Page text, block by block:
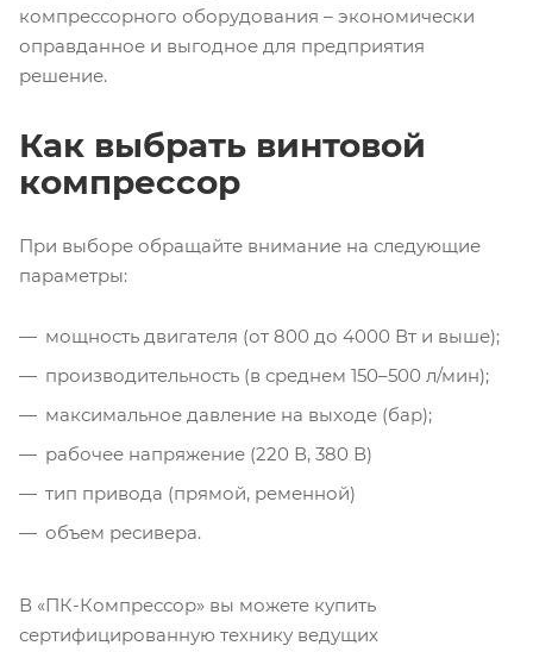
компрессорного оборудования – экономически
оправданное и выгодное для предприятия
решение.
Как выбрать винтовой
компрессор
При выборе обращайте внимание на следующие
параметры:
мощность двигателя (от 800 до 4000 Вт и выше);
производительность (в среднем 150–500 л/мин);
максимальное давление на выходе (бар);
рабочее напряжение (220 В, 380 В)
тип привода (прямой, ременной)
объем ресивера.
В «ПК-Компрессор» вы можете купить
сертифицированную технику ведущих